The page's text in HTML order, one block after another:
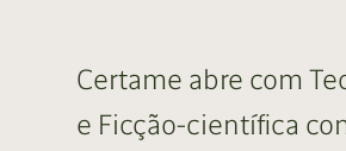
Certame abre com
e Ficção-científica